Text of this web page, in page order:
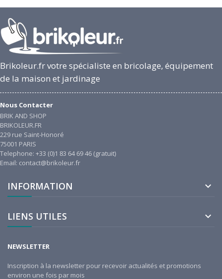
Brikoleur.fr votre spécialiste en bricolage, équipement
de la maison et jardinage
Nous Contacter
BRIK AND SHOP
BRIKOLEUR.FR
229 rue Saint-Honoré
75001 PARIS
Telephone: +33 (0)1 83 64 69 46 (gratuit)
Email: contact@brikoleur.fr
INFORMATION 
LIENS UTILES 
NEWSLETTER
Inscription à la newsletter pour recevoir actualités et promotions
environ une fois par mois